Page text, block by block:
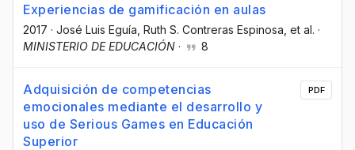
Experiencias de gamificación en aulas
2017 · José Luis Eguía , Ruth S. Contreras Espinosa , et al. ·
MINISTERIO DE EDUCACIÓN · 8
Adquisición de competencias
emocionales mediante el desarrollo y
uso de Serious Games en Educación
Superior
PDF